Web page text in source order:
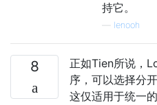
持它。
lenooh
8
正如Tien所说，
序，可以选择分
这仅适用于统一